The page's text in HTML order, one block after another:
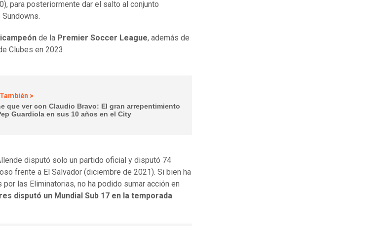
para posteriormente dar el salto al conjunto
de la Premier Soccer League, además de
Clubes en 2023.
>
que ver con Claudio Bravo: El gran arrepentimiento
Guardiola en sus 10 años en el City
disputó solo un partido oficial y disputó 74
frente a El Salvador (diciembre de 2021). Si bien ha
las Eliminatorias, no ha podido sumar acción en
disputó un Mundial Sub 17 en la temporada